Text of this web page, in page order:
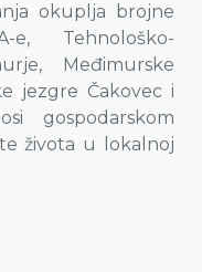
okuplja brojne
e, Tehnološko-
Međimurske
jezgre Čakovec i
gospodarskom
života u lokalnoj